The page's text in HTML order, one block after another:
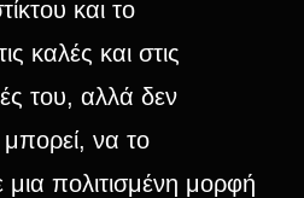
και το
καλές και στις
του, αλλά δεν
μπορεί, να το
μια πολιτισμένη μορφή